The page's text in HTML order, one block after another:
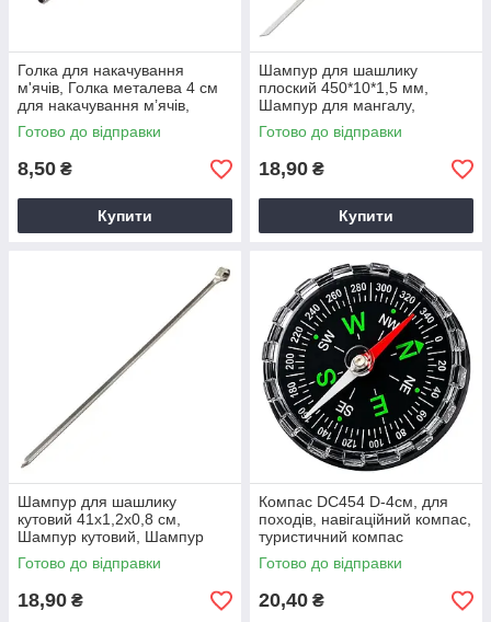
Голка для накачування
м'ячів, Голка металева 4 см
для накачування м’ячів,
Голка для спортивних м’ячів
Готово до відправки
8,50 ₴
Купити
Шампур для шашлику
плоский 450*10*1,5 мм,
Шампур для мангалу,
Шампур металевий, Шампур
плоский
Готово до відправки
18,90 ₴
Купити
Шампур для шашлику
кутовий 41х1,2х0,8 см,
Шампур кутовий, Шампур
для мангалу, Шампур
металевий
Готово до відправки
18,90 ₴
Компас DC454 D-4см, для
походів, навігаційний компас,
туристичний компас
Готово до відправки
20,40 ₴